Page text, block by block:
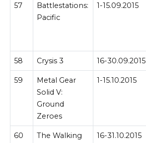
57
Battlestations:
Pacific
1-15.09.2015
58 Crysis 3 16-30.09.2015
59
Metal Gear
Solid V:
Ground
Zeroes
1-15.10.2015
60
The Walking
16-31.10.2015